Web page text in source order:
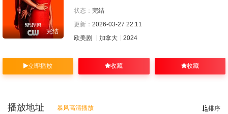
完结
状态： 完结
更新： 2026-03-27 22:11
欧美剧
加拿大 2024
立即播放 收藏 收藏
排序
播放地址 暴风高清播放